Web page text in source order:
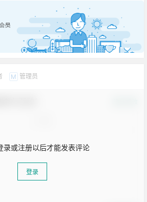
M 管理员
录或注册以后才能发表评论
登录